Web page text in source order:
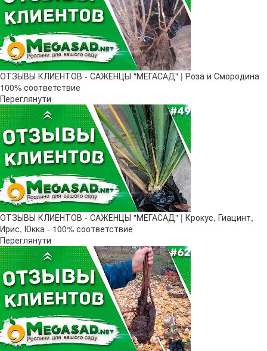
ОТЗЫВЫ КЛИЕНТОВ - САЖЕНЦЫ "МЕГАСАД" | Роза и Смородина
100% соответствие
Переглянути
ОТЗЫВЫ КЛИЕНТОВ - САЖЕНЦЫ "МЕГАСАД" | Крокус, Гиацинт,
Ирис, Юкка - 100% соответствие
Переглянути